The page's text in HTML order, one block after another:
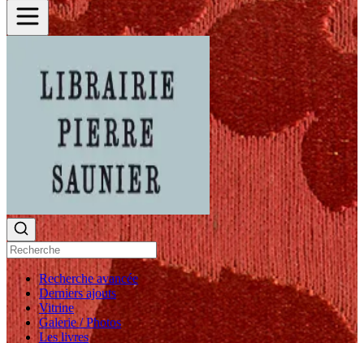
Recherche avancée
Derniers ajouts
Vitrine
Galerie / Photos
Les livres